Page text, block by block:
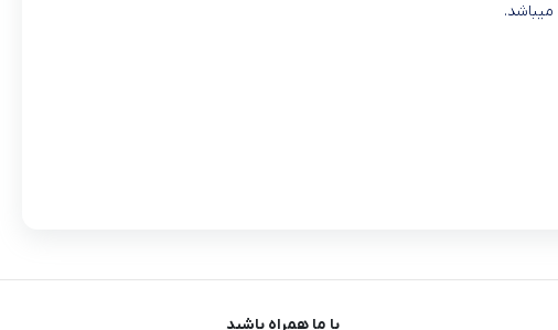
با ما همراه باشید